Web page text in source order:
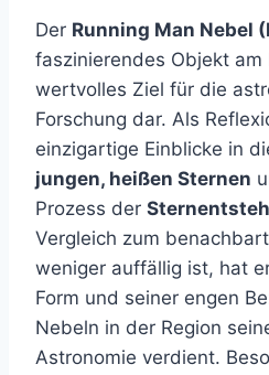
Der Running Man Nebel
faszinierendes Objekt
wertvolles Ziel für die
Forschung dar. Als
einzigartige Einblicke in
jungen, heißen Sternen
Prozess der
Vergleich zum
weniger auffällig ist, hat
Form und seiner engen
Nebeln in der Region
Astronomie verdient.